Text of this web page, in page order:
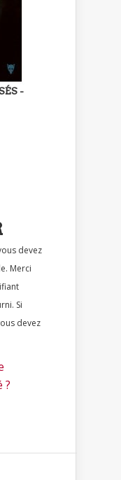
-
Merci
devez
?